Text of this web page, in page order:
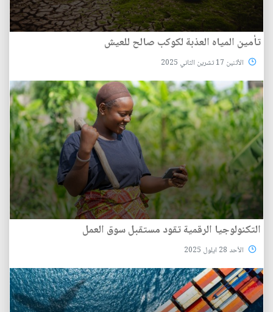
تأمين المياه العذبة لكوكب صالح للعيش
الأثنين 17 تشرين الثاني 2025
التكنولوجيا الرقمية تقود مستقبل سوق العمل
الأحد 28 ايلول 2025